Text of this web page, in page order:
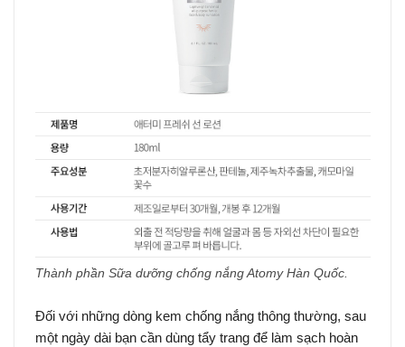
Thành phần Sữa dưỡng chống nắng Atomy Hàn Quốc.
Đối với những dòng kem chống nắng thông thường, sau
một ngày dài bạn cần dùng tẩy trang để làm sạch hoàn